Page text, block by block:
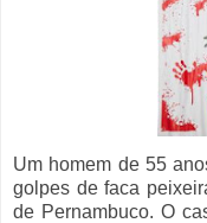
Um homem de 55
golpes de faca
de Pernambuco. O